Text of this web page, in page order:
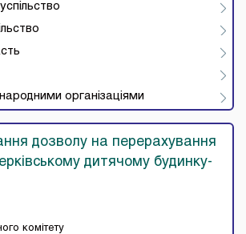
організаціями
дозволу на перерахування
дитячому будинку-
комітету